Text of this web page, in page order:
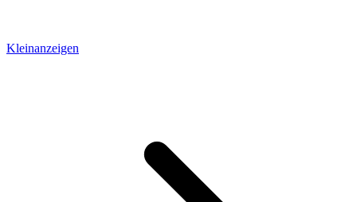
Kleinanzeigen